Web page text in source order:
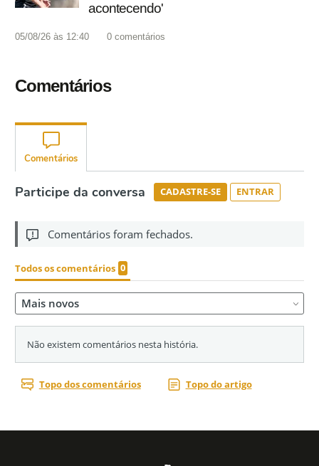
acontecendo'
05/08/26 às 12:40 0 comentários
Comentários